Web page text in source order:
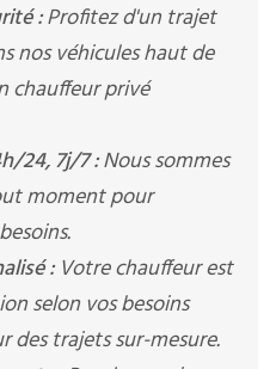
:Profitez d'un trajet
nos véhicules haut de
chauffeur privé
24, 7j/7 :Nous sommes
moment pour
:Votre chauffeur est
selon vos besoins
des trajets sur-mesure.